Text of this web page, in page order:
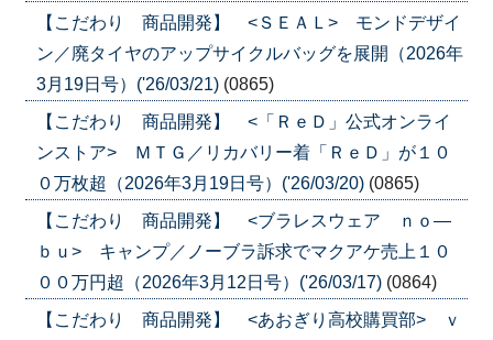
【こだわり 商品開発】 <ＳＥＡＬ> モンドデザイ
ン／廃タイヤのアップサイクルバッグを展開（2026年
3月19日号）('26/03/21) (0865)
【こだわり 商品開発】 <「ＲｅＤ」公式オンライ
ンストア> ＭＴＧ／リカバリー着「ＲｅＤ」が１０
０万枚超（2026年3月19日号）('26/03/20) (0865)
【こだわり 商品開発】 <ブラレスウェア ｎｏ―
ｂｕ> キャンプ／ノーブラ訴求でマクアケ売上１０
００万円超（2026年3月12日号）('26/03/17) (0864)
【こだわり 商品開発】 <あおぎり高校購買部> ｖ